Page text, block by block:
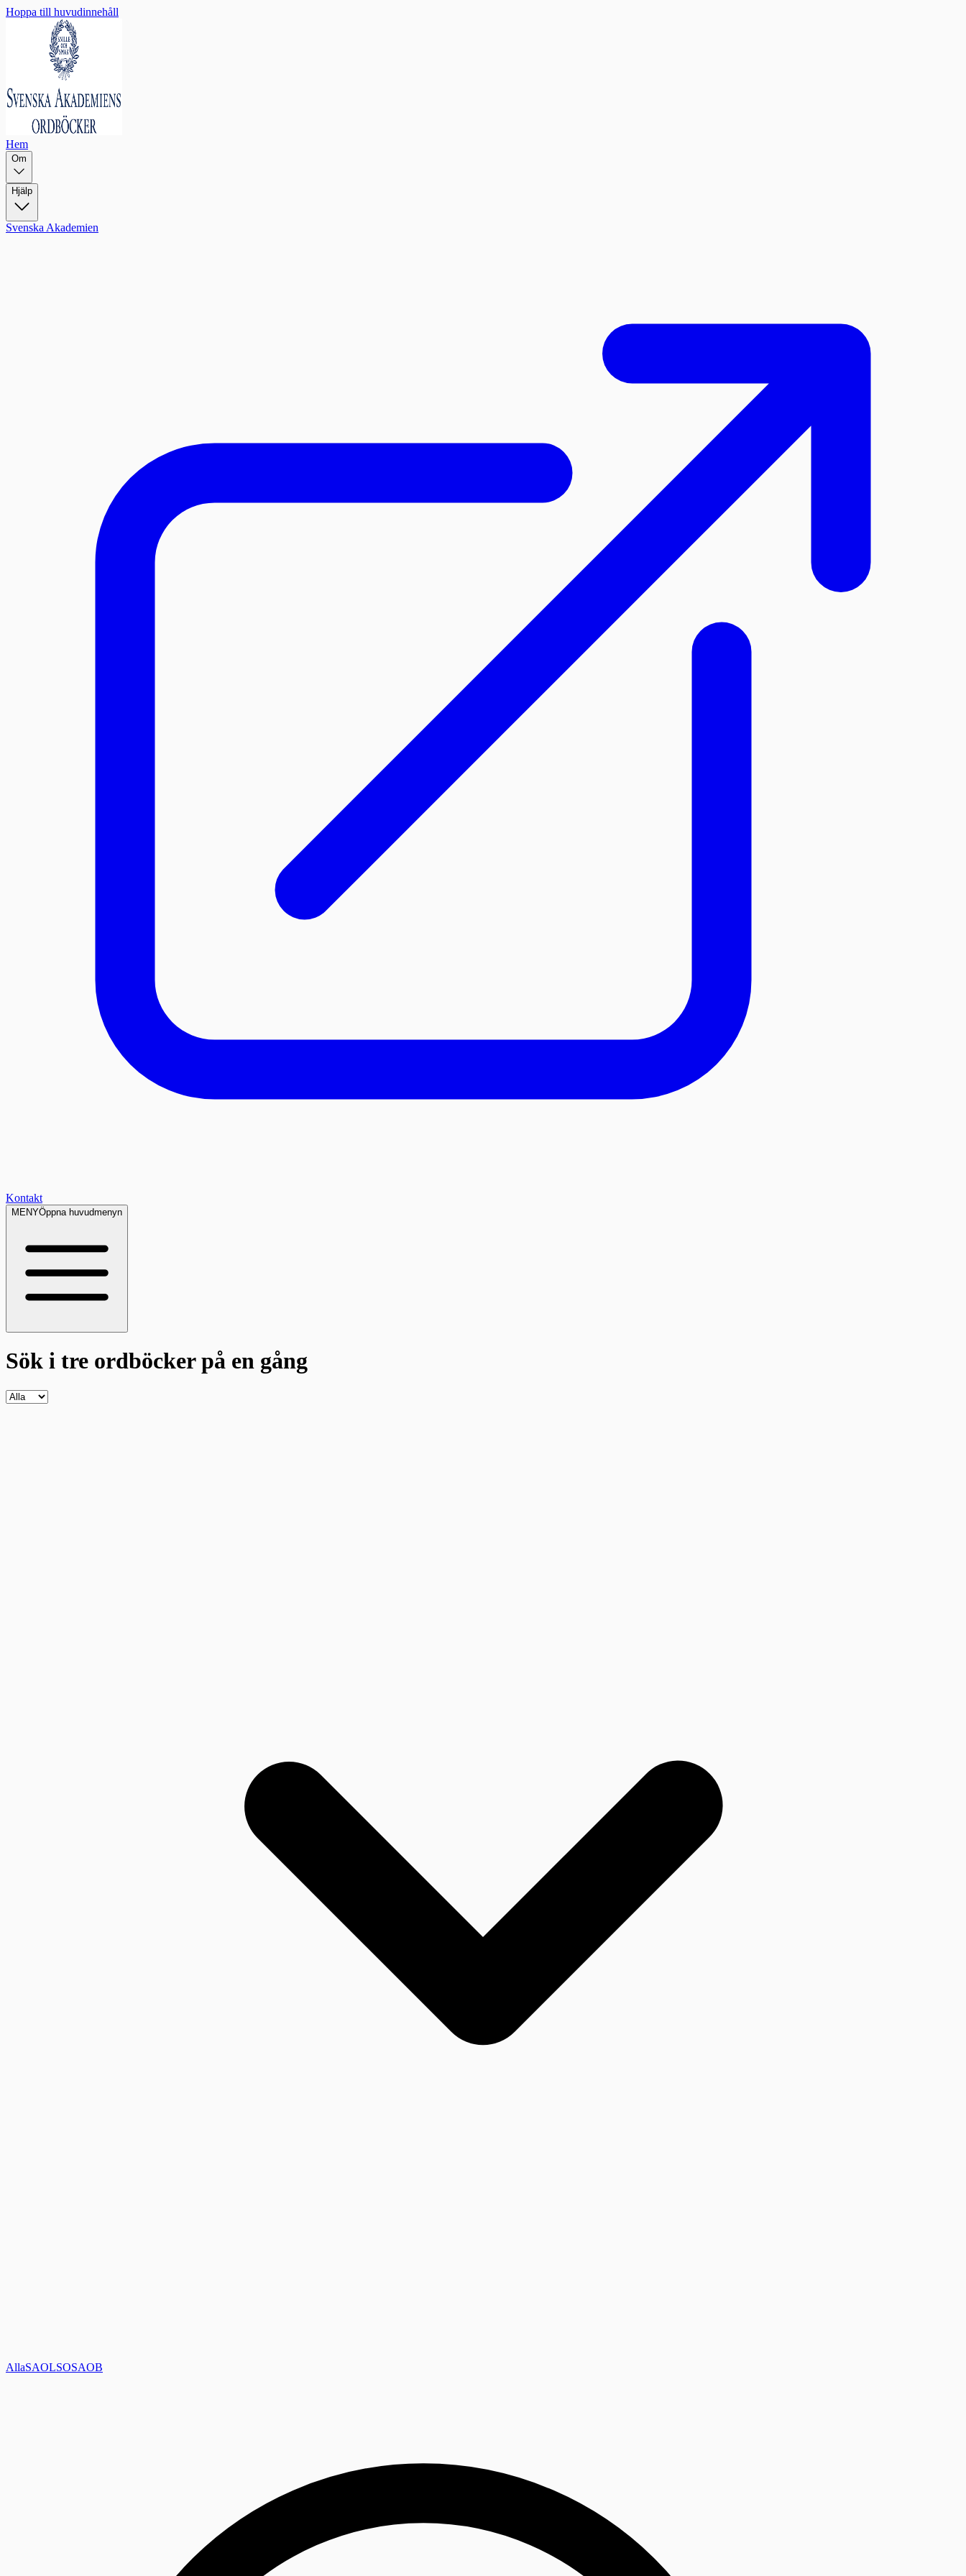
Hoppa till huvudinnehåll
Hem
Om
Hjälp
Svenska Akademien
Kontakt
MENYÖppna huvudmenyn
Sök i tre ordböckerpå en gång
AllaSAOLSOSAOB